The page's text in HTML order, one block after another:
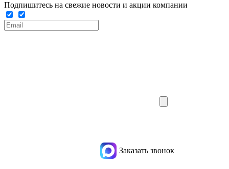
Подпишитесь на свежие новости и акции компании
Заказать звонок